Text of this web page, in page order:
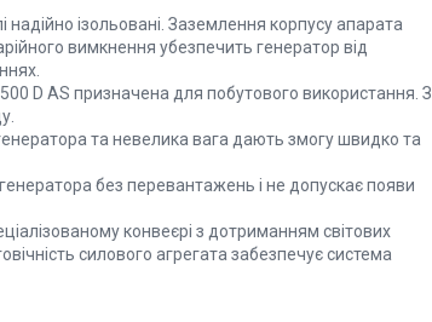
надійно ізольовані. Заземлення корпусу апарата
вимкнення убезпечить генератор від
D AS призначена для побутового використання. З
та невелика вага дають змогу швидко та
без перевантажень і не допускає появи
конвеєрі з дотриманням світових
силового агрегата забезпечує система